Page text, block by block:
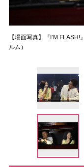
【場面写真】『I’M
ルム）